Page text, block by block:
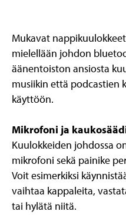
Mukavat
mielellään johdon
äänentoiston ansiosta
musiikin että podcastien
käyttöön.
Mikrofoni ja
Kuulokkeiden johdossa
mikrofoni sekä painike
Voit esimerkiksi
vaihtaa kappaleita,
tai hylätä niitä.